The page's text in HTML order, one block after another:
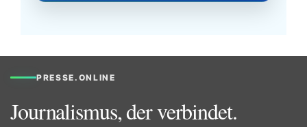
PRESSE.ONLINE
Journalismus, der verbindet.